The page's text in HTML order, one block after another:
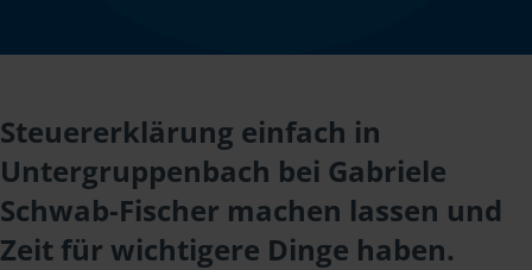
Steuererklärung einfach in
Untergruppenbach bei Gabriele
Schwab-Fischer machen lassen und
Zeit für wichtigere Dinge haben.